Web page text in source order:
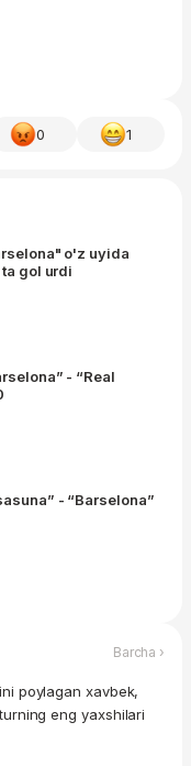
0 1
o'z uyida
gol urdi
- “Real
- “Barselona”
Barcha ›
poylagan xavbek,
eng yaxshilari